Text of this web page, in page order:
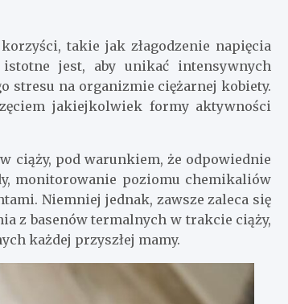
takie jak złagodzenie napięcia
jest, aby unikać intensywnych
stresu na organizmie ciężarnej kobiety.
jakiejkolwiek formy aktywności
ciąży, pod warunkiem, że odpowiednie
monitorowanie poziomu chemikaliów
Niemniej jednak, zawsze zaleca się
z basenów termalnych w trakcie ciąży,
każdej przyszłej mamy.